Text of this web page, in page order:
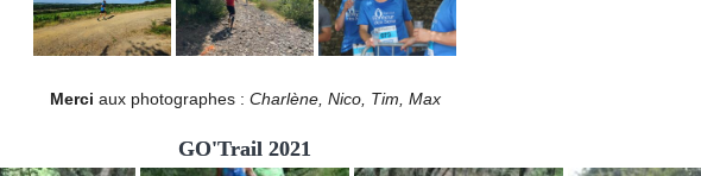
Merci aux photographes : Charlène, Nico, Tim, Max
GO'Trail 2021